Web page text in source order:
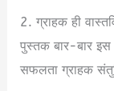
2. ग्राहक ही
पुस्तक बार-बार इस
सफलता ग्राहक